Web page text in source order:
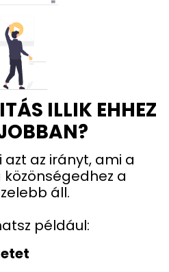
ILLIK EHHEZ
azt az irányt, ami a
a
áll.
például: